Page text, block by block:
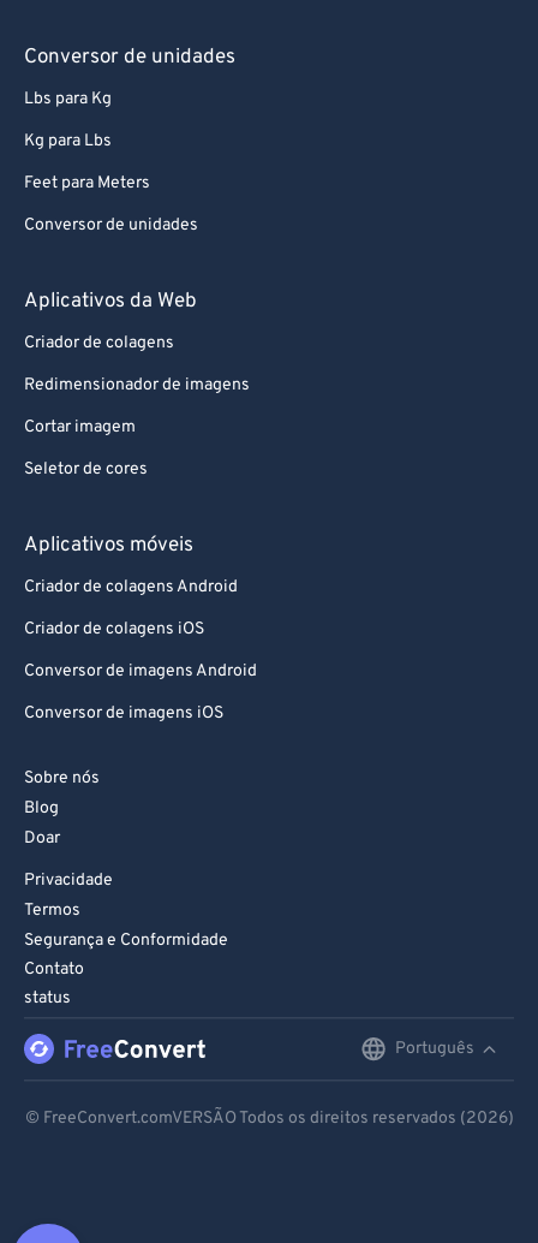
Conversor de unidades
Lbs para Kg
Kg para Lbs
Feet para Meters
Conversor de unidades
Aplicativos da Web
Criador de colagens
Redimensionador de imagens
Cortar imagem
Seletor de cores
Aplicativos móveis
Criador de colagens Android
Criador de colagens iOS
Conversor de imagens Android
Conversor de imagens iOS
Sobre nós
Blog
Doar
Privacidade
Termos
Segurança e Conformidade
Contato
status
Português
© FreeConvert.comVERSÃO Todos os direitos reservados (2026)